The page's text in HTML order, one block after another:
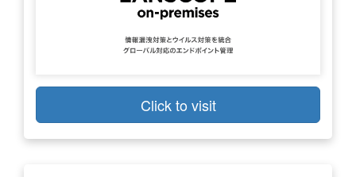
Click to visit